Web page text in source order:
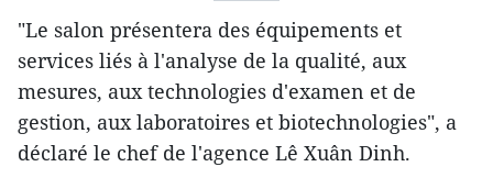
"Le salon présentera des équipements et
services liés à l'analyse de la qualité, aux
mesures, aux technologies d'examen et de
gestion, aux laboratoires et biotechnologies", a
déclaré le chef de l'agence Lê Xuân Dinh.